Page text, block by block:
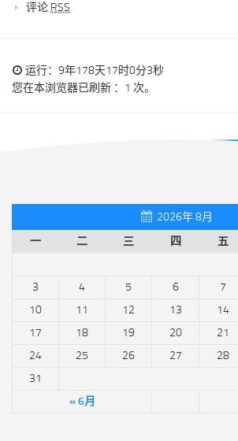
评论 RSS
运行：9年178天17时0分3秒
您在本浏览器已刷新 ：1 次。
2026年 8月
一
二 三 四 五
« 6月
3
4 5 6 7
10
11 12 13 14
17
18 19 20 21
24
25 26 27 28
31